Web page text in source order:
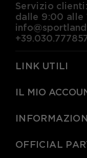
Servizio
dalle 9:00 alle
LINK UTILI
IL MIO
OFFICIAL